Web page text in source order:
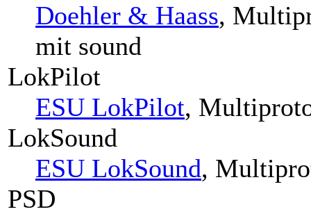
Doehler & Haass,
mit sound
LokPilot
ESU LokPilot,
LokSound
ESU LokSound,
PSD